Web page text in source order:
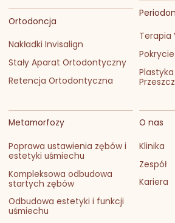
Ortodoncja
Nakładki Invisalign
Stały Aparat Ortodontyczny
Retencja Ortodontyczna
Terapia
Plastyka
Metamorfozy
Poprawa ustawienia zębów i
estetyki uśmiechu
Kompleksowa odbudowa
startych zębów
Odbudowa estetyki i funkcji
uśmiechu
O nas
Klinika
Zespół
Kariera